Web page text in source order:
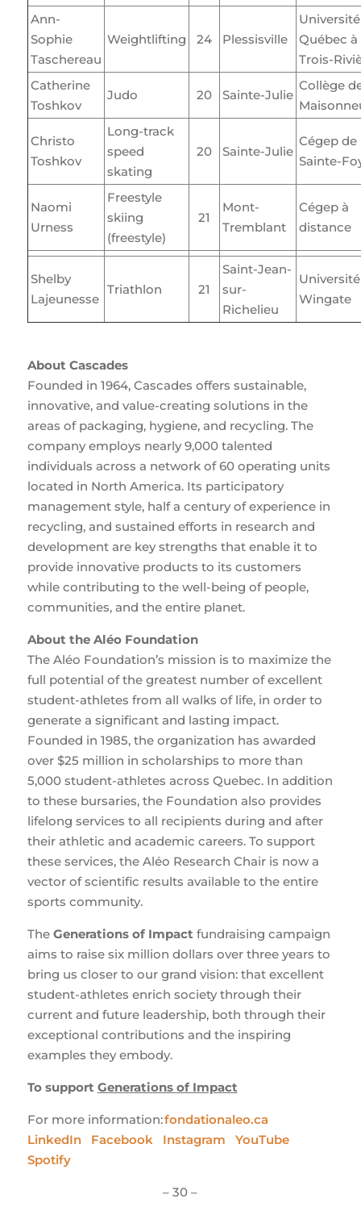
Ann-
Sophie
Taschereau
Weightlifting 24 Plessisville
Québec à
Trois-
Catherine
Toshkov
Judo 20 Sainte-Julie
Collège
Christo
Toshkov
Long-track
speed
skating
20 Sainte-Julie
Cégep de
Sainte-
Naomi
Urness
Freestyle
skiing
(freestyle)
21
Mont-
Tremblant
Cégep à
distance
Shelby
Lajeunesse
Triathlon 21
Saint-Jean-
sur-
Richelieu
Université
Wingate
About Cascades
Founded in 1964, Cascades offers sustainable,
innovative, and value-creating solutions in the
areas of packaging, hygiene, and recycling. The
company employs nearly 9,000 talented
individuals across a network of 60 operating units
located in North America. Its participatory
management style, half a century of experience in
recycling, and sustained efforts in research and
development are key strengths that enable it to
provide innovative products to its customers
while contributing to the well-being of people,
communities, and the entire planet.
About the Aléo Foundation
The Aléo Foundation’s mission is to maximize the
full potential of the greatest number of excellent
student-athletes from all walks of life, in order to
generate a significant and lasting impact.
Founded in 1985, the organization has awarded
over $25 million in scholarships to more than
5,000 student-athletes across Quebec. In addition
to these bursaries, the Foundation also provides
lifelong services to all recipients during and after
their athletic and academic careers. To support
these services, the Aléo Research Chair is now a
vector of scientific results available to the entire
sports community.
The Generations of Impact fundraising campaign
aims to raise six million dollars over three years to
bring us closer to our grand vision: that excellent
student-athletes enrich society through their
current and future leadership, both through their
exceptional contributions and the inspiring
examples they embody.
To support Generations of Impact
For more information:fondationaleo.ca
LinkedIn
Facebook Instagram
YouTube
Spotify
– 30 –